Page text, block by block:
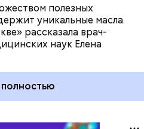
полезных
уникальные масла.
рассказала врач-
наук Елена
полностью